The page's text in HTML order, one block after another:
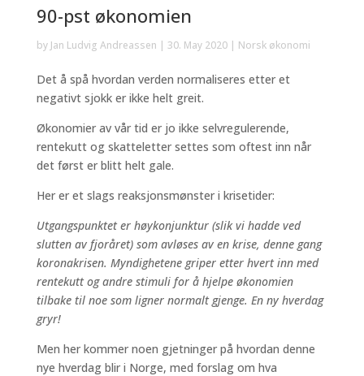
90-pst økonomien
by Jan Ludvig Andreassen | 30. May 2020| Norsk økonomi
Det å spå hvordan verden normaliseres etter et
negativt sjokk er ikke helt greit.
Økonomier av vår tid er jo ikke selvregulerende,
rentekutt og skatteletter settes som oftest inn når
det først er blitt helt gale.
Her er et slags reaksjonsmønster i krisetider:
Utgangspunktet er høykonjunktur (slik vi hadde ved
slutten av fjoråret) som avløses av en krise, denne gang
koronakrisen. Myndighetene griper etter hvert inn med
rentekutt og andre stimuli for å hjelpe økonomien
tilbake til noe som ligner normalt gjenge. En ny hverdag
gryr!
Men her kommer noen gjetninger på hvordan denne
nye hverdag blir i Norge, med forslag om hva